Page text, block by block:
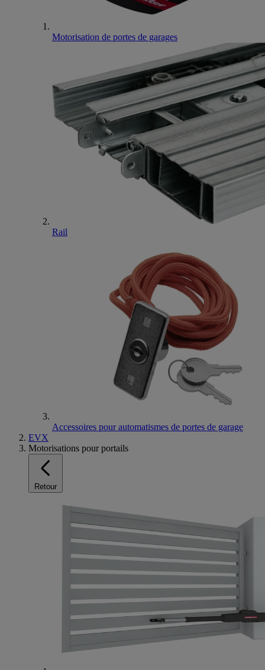
Motorisation de portes de garages
Rail
Accessoires pour automatismes de portes de garage
EVX
Motorisations pour portails
Retour